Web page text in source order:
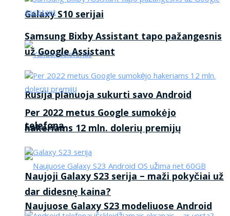
Galaxy S10 serijai
Rusija planuoja sukurti savo Android
telefoną
Naujuose Galaxy S23 modeliuose Android
Samsung Bixby Assistant tapo pažangesnis
už Google Assistant
Per 2022 metus Google sumokėjo
hakeriams 12 mln. dolerių premijų
Naujoji Galaxy S23 serija – maži pokyčiai už
dar didesnę kaina?